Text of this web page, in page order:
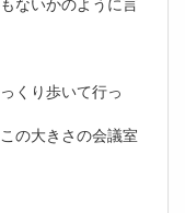
くり歩いて行っ
の大きさの会議室